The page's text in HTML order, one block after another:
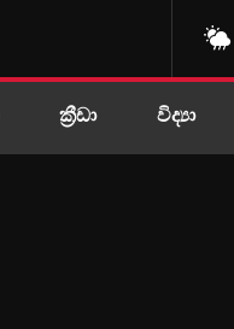
ක්‍රීඩා විද්‍යා